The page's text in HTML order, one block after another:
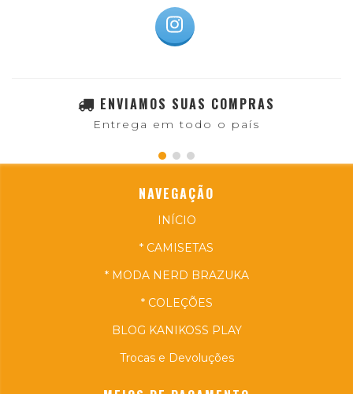
ENVIAMOS SUAS COMPRAS
Entrega em todo o país
NAVEGAÇÃO
INÍCIO
* CAMISETAS
* MODA NERD BRAZUKA
* COLEÇÕES
BLOG KANIKOSS PLAY
Trocas e Devoluções